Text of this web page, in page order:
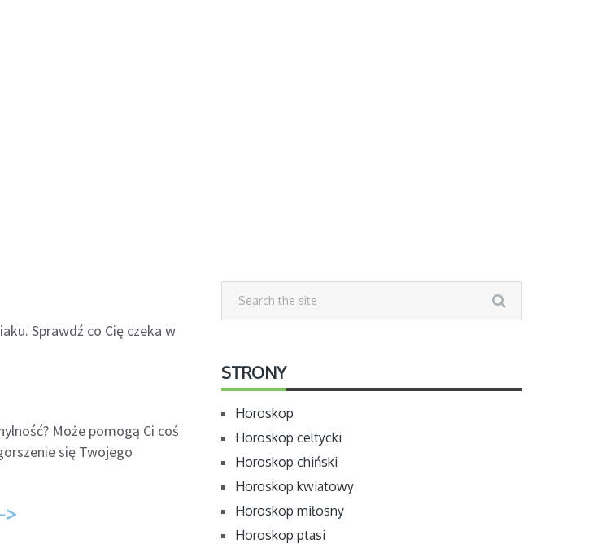
Sprawdź co Cię czeka w
Może pomogą Ci coś
się Twojego
STRONY
Horoskop
Horoskop celtycki
Horoskop chiński
Horoskop kwiatowy
Horoskop miłosny
Horoskop ptasi